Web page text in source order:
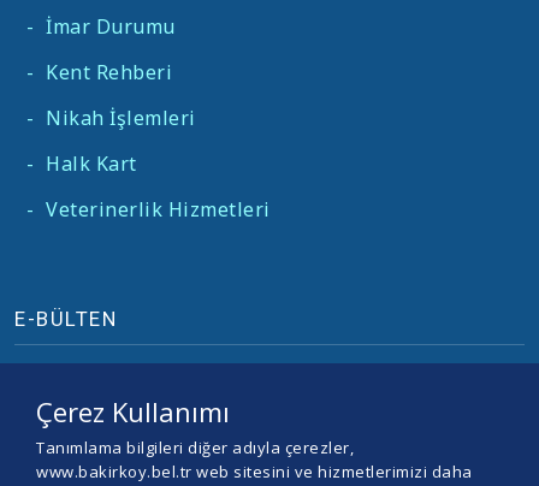
- İmar Durumu
- Kent Rehberi
- Nikah İşlemleri
- Halk Kart
- Veterinerlik Hizmetleri
E-BÜLTEN
Çerez Kullanımı
Tanımlama bilgileri diğer adıyla çerezler,
www.bakirkoy.bel.tr web sitesini ve hizmetlerimizi daha